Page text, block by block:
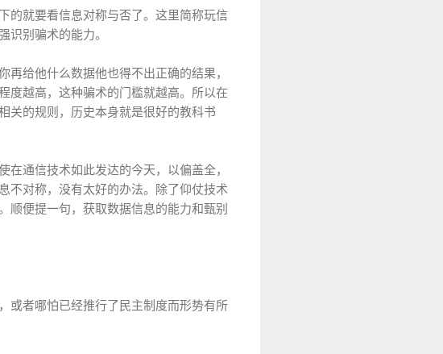
的就要看信息对称与否了。这里简称玩信
识别骗术的能力。
给他什么数据他也得不出正确的结果，
度越高，这种骗术的门槛就越高。所以在
关的规则，历史本身就是很好的教科书
通信技术如此发达的今天，以偏盖全，
不对称，没有太好的办法。除了仰仗技术
顺便提一句，获取数据信息的能力和甄别
或者哪怕已经推行了民主制度而形势有所